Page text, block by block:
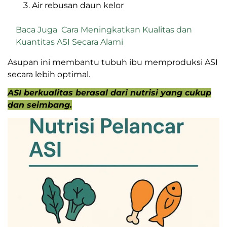
Air putih
Susu hangat
Air rebusan daun kelor
Baca Juga Cara Meningkatkan Kualitas dan
Kuantitas ASI Secara Alami
Asupan ini membantu tubuh ibu memproduksi ASI
secara lebih optimal.
ASI berkualitas berasal dari nutrisi yang
cukup dan seimbang.